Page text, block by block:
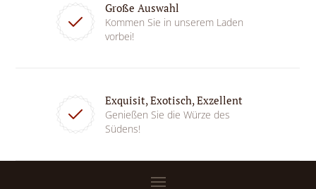
Große Auswahl
Kommen Sie in unserem Laden
vorbei!
Exquisit, Exotisch, Exzellent
Genießen Sie die Würze des
Südens!